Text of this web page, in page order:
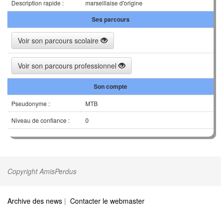
Description rapide :
marseillaise d'origine
Ses parcours
Voir son parcours scolaire
Voir son parcours professionnel
Son compte
Pseudonyme :
MTB
Niveau de confiance :
0
Copyright AmisPerdus
Archive des news | Contacter le webmaster